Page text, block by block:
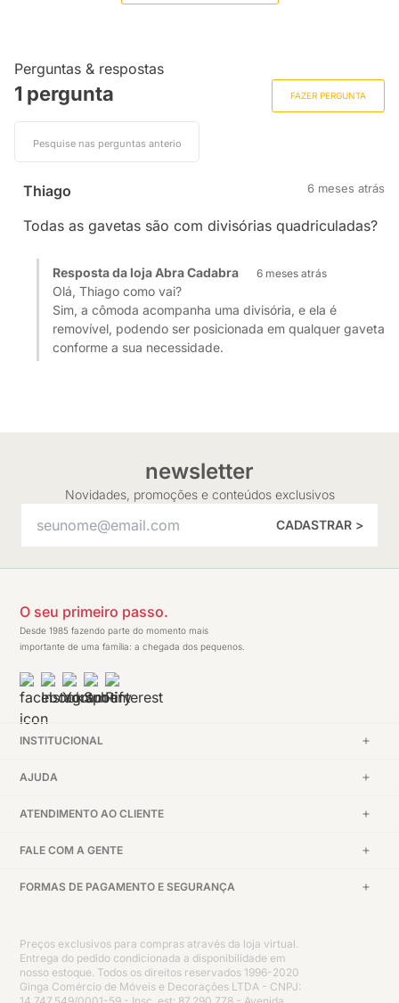
Perguntas & respostas
1 pergunta FAZER PERGUNTA
Thiago 6 meses atrás
Todas as gavetas são com divisórias quadriculadas?
Resposta da loja Abra Cadabra 6 meses atrás
Olá, Thiago como vai?
Sim, a cômoda acompanha uma divisória, e ela é
removível, podendo ser posicionada em qualquer gaveta
conforme a sua necessidade.
newsletter
Novidades, promoções e conteúdos exclusivos
CADASTRAR >
O seu primeiro passo.
Desde 1985 fazendo parte do momento mais
importante de uma família: a chegada dos pequenos.
INSTITUCIONAL
AJUDA
ATENDIMENTO AO CLIENTE
FALE COM A GENTE
FORMAS DE PAGAMENTO E SEGURANÇA
Preços exclusivos para compras através da loja virtual.
Entrega do pedido condicionada a disponibilidade em
nosso estoque. Todos os direitos reservados 1996-2020
Ginga Comércio de Móveis e Decorações LTDA - CNPJ: